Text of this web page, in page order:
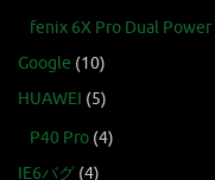
fenix 6X Pro Dual Power
Google (10)
HUAWEI (5)
P40 Pro (4)
IE6バグ (4)